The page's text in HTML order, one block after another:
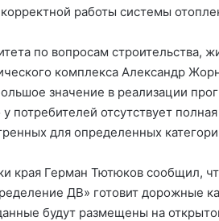
работы системы
по вопросам строительства,
комплекса Александр
значение в реализации
потребителей отсутствует
для определенных
края Герман Тютюков сообщил,
ДВ» готовит дорожные
будут размещены на